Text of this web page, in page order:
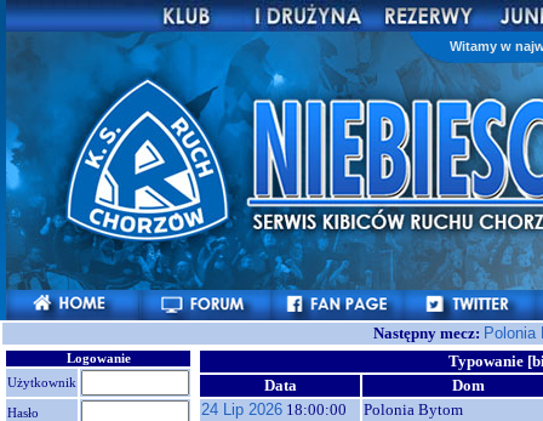
Witamy w
Następny mecz:
Logowanie
Użytkownik
Hasło
Typowanie
Data
Dom
24 Lip 2026 18:00:00
Polonia Bytom